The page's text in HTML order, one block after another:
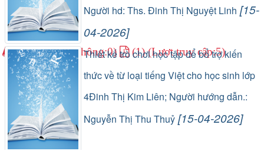
Người hd: Ths. Đinh Thị Nguyệt Linh [15-
04-2026]
(0) (Lượt lưu thông:0) (1) (Lượt truy cập:5)
Thiết kế trò chơi học tập để bổ trợ kiến
thức về từ loại tiếng Việt cho học sinh lớp
4Đinh Thị Kim Liên; Người hướng dẫn.:
Nguyễn Thị Thu Thuỷ [15-04-2026]